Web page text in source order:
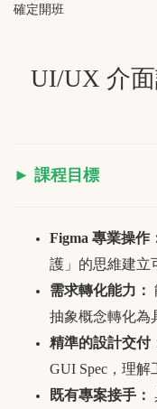
確定開班
UI/UX 介
► 課程目標
Figma 專業操作
護」的思維建立
需求轉化能力：
抽象概念轉化為
精準的設計交付
GUI Spec，理
既有專案接手：